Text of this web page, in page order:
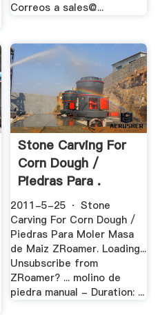
Correos a sales@...
Stone Carving For
Corn Dough /
Piedras Para .
2011-5-25 · Stone
Carving For Corn Dough /
Piedras Para Moler Masa
de Maiz ZRoamer. Loading...
Unsubscribe from
ZRoamer? ... molino de
piedra manual - Duration: ...